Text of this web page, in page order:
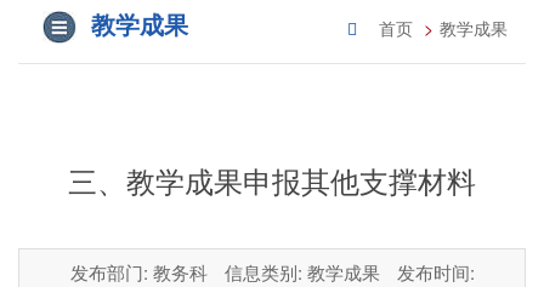
教学成果 首页 教学成果
三、教学成果申报其他支撑材料
发布部门: 教务科 信息类别: 教学成果
发布时间: